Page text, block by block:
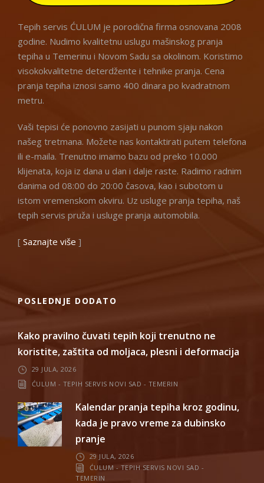
Tepih servis ĆULUM je porodična firma osnovana 2008
godine. Nudimo kvalitetnu uslugu mašinskog pranja
tepiha u Temerinu i Novom Sadu sa okolinom. Koristimo
visokokvalitetne deterdžente i tehnike pranja. Cena
pranja tepiha iznosi samo 400 dinara po kvadratnom
metru.
Vaši tepisi će ponovno zasijati u punom sjaju nakon
našeg tretmana. Možete nas kontaktirati putem telefona
ili e-maila. Trenutno imamo bazu od preko 10.000
klijenata, koja iz dana u dan i dalje raste. Radimo radnim
danima od 08:00 do 20:00 časova, kao i subotom u
istom vremenskom okviru. Uz usluge pranja tepiha, naš
tepih servis pruža i usluge pranja automobila.
[ Saznajte više ]
POSLEDNJE DODATO
Kako pravilno čuvati tepih koji trenutno ne
koristite, zaštita od moljaca, plesni i deformacija
29 JULA, 2026
ĆULUM - TEPIH SERVIS NOVI SAD - TEMERIN
Kalendar pranja tepiha kroz godinu,
kada je pravo vreme za dubinsko
pranje
29 JULA, 2026
ĆULUM - TEPIH SERVIS NOVI SAD -
TEMERIN